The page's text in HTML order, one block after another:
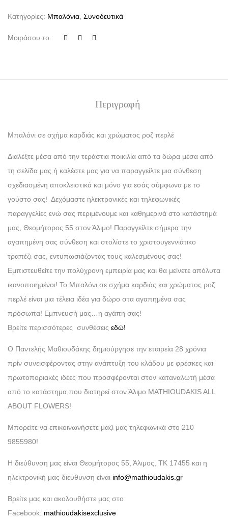
Κατηγορίες: Μπαλόνια, Συνοδευτικά
Μοιράσου το :
Περιγραφή
Μπαλόνι σε σχήμα καρδιάς και χρώματος ροζ περλέ
Διαλέξτε μέσα από την τεράστια ποικιλία από τα δώρα μέσα από
τη σελίδα μας ή καλέστε μας για να παραγγείλτε μια σύνθεση
σχεδιασμένη αποκλειστικά και μόνο για εσάς σύμφωνα με το
γούστο σας! Δεχόμαστε ηλεκτρονικές και τηλεφωνικές
παραγγελίες ενώ σας περιμένουμε και καθημερινά στο κατάστημά
μας, Θεομήτορος 55 στον Άλιμο! Παραγγείλτε σήμερα την
αγαπημένη σας σύνθεση και στολίστε το χριστουγεννιάτικο
τραπέζι σας, εντυπωσιάζοντας τους καλεσμένους σας!
Εμπιστευθείτε την πολύχρονη εμπειρία μας και θα μείνετε απόλυτα
ικανοποιημένοι! Το Μπαλόνι σε σχήμα καρδιάς και χρώματος ροζ
περλέ είναι μια τέλεια ιδέα για δώρο στα αγαπημένα σας
πρόσωπα! Εμπνευσή μας…η αγάπη σας!
Βρείτε περισσότερες συνθέσεις εδώ!
Ο Παντελής Μαθιουδάκης δημιούργησε την εταιρεία 28 χρόνια
πρίν συνεισφέροντας στην ανάπτυξη του κλάδου με φρέσκες και
πρωτοποριακές ιδέες που προσφέρονται στον καταναλωτή μέσα
από το κατάστημα που διατηρεί στον Άλιμο MATHIOUDAKIS ALL
ABOUT FLOWERS!
Μπορείτε να επικοινωνήσετε μαζί μας τηλεφωνικά στο 210
9855980!
Η διεύθυνση μας είναι Θεομήτορος 55, Άλιμος, ΤΚ 17455 και η
ηλεκτρονική μας διεύθυνση είναι info@mathioudakis.gr
Βρείτε μας και ακολουθήστε μας στο
Facebook: mathioudakisexclusive